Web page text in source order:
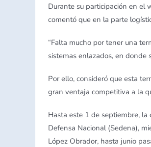
Durante su participación en el
comentó que en la parte
“Falta mucho por tener una
sistemas enlazados, en donde
Por ello, consideró que esta
gran ventaja competitiva a la
Hasta este 1 de septiembre,
Defensa Nacional (Sedena),
López Obrador, hasta junio